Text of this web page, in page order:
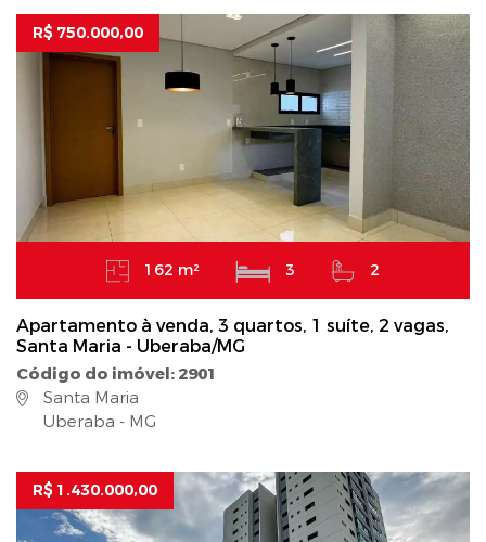
R$ 750.000,00
162 m² 3 2
Apartamento à venda, 3 quartos, 1 suíte, 2 vagas,
Santa Maria - Uberaba/MG
Código do imóvel: 2901
Santa Maria
Uberaba - MG
R$ 1.430.000,00